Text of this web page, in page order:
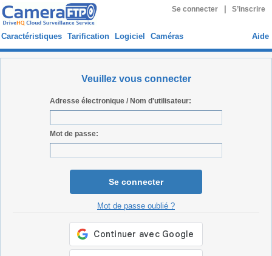
Se connecter S’inscrire
Caractéristiques Tarification Logiciel Caméras Aide
Veuillez vous connecter
Adresse électronique / Nom d'utilisateur:
Mot de passe:
Se connecter
Mot de passe oublié ?